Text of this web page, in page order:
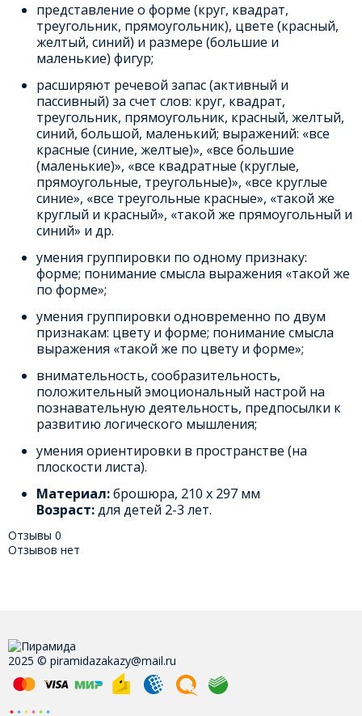
представление о форме (круг, квадрат,
треугольник, прямоугольник), цвете (красный,
желтый, синий) и размере (большие и
маленькие) фигур;
расширяют речевой запас (активный и
пассивный) за счет слов: круг, квадрат,
треугольник, прямоугольник, красный, желтый,
синий, большой, маленький; выражений: «все
красные (синие, желтые)», «все большие
(маленькие)», «все квадратные (круглые,
прямоугольные, треугольные)», «все круглые
синие», «все треугольные красные», «такой же
круглый и красный», «такой же прямоугольный и
синий» и др.
умения группировки по одному признаку:
форме; понимание смысла выражения «такой же
по форме»;
умения группировки одновременно по двум
признакам: цвету и форме; понимание смысла
выражения «такой же по цвету и форме»;
внимательность, сообразительность,
положительный эмоциональный настрой на
познавательную деятельность, предпосылки к
развитию логического мышления;
умения ориентировки в пространстве (на
плоскости листа).
Материал:брошюра, 210 х 297 мм
Возраст:для детей 2-3 лет.
Отзывы 0
Отзывов нет
2025 © piramidazakazy@mail.ru